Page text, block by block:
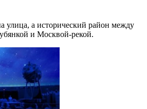
улица, а исторический район между
и Москвой-рекой.